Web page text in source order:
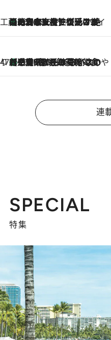
工藤まやのおもてなしハワイ
2026.8.6
【ハワイ土産】ローカルの絶大な支持で復活！ 絶品の幻クッキー《元ファンの日本人女性が受け継いだ名店》
47都道府県の手みやげ ひんやりスイーツで夏を満喫
2026.8.6
【三重県】この夏絶対食べたい 冷やしておいしいおやつ3選 お餅×アイスの新感覚スイーツ
連
SPECIAL
特集